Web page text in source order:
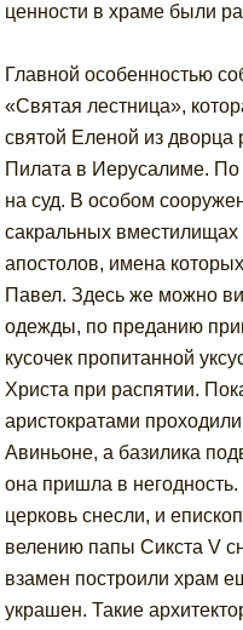
ценности в храме были
Главной особенностью
«Святая лестница»,
святой Еленой из дворца
Пилата в Иерусалиме.
на суд. В особом
сакральных
апостолов, имена
Павел. Здесь же можно
одежды, по преданию
кусочек пропитанной
Христа при распятии.
аристократами
Авиньоне, а базилика
она пришла в
церковь снесли, и
велению папы Сикста V
взамен построили храм
украшен. Такие